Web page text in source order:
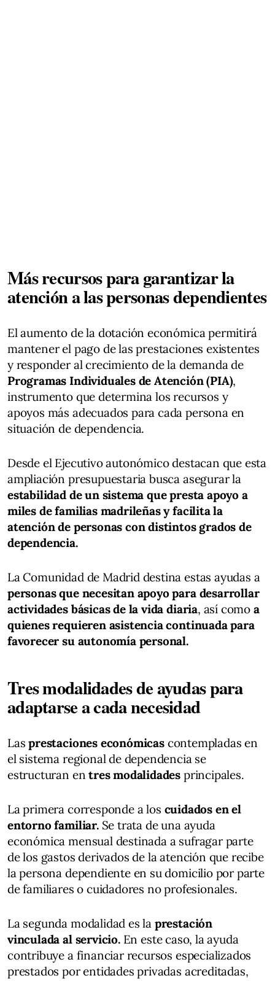
Más recursos para garantizar la
atención a las personas dependientes
El aumento de la dotación económica permitirá
mantener el pago de las prestaciones existentes
y responder al crecimiento de la demanda de
Programas Individuales de Atención (PIA),
instrumento que determina los recursos y
apoyos más adecuados para cada persona en
situación de dependencia.
Desde el Ejecutivo autonómico destacan que esta
ampliación presupuestaria busca asegurar la
estabilidad de un sistema que presta apoyo a
miles de familias madrileñas y facilita la
atención de personas con distintos grados de
dependencia.
La Comunidad de Madrid destina estas ayudas a
personas que necesitan apoyo para desarrollar
actividades básicas de la vida diaria, así como a
quienes requieren asistencia continuada para
favorecer su autonomía personal.
Tres modalidades de ayudas para
adaptarse a cada necesidad
Lasprestaciones económicascontempladas en
el sistema regional de dependencia se
estructuran entres modalidades principales.
La primera corresponde a los cuidados en el
entorno familiar.Se trata de una ayuda
económica mensual destinada a sufragar parte
de los gastos derivados de la atención que recibe
la persona dependiente en su domicilio por parte
de familiares o cuidadores no profesionales.
La segunda modalidad es la prestación
vinculada al servicio. En este caso, la ayuda
contribuye a financiar recursos especializados
prestados por entidades privadas acreditadas,